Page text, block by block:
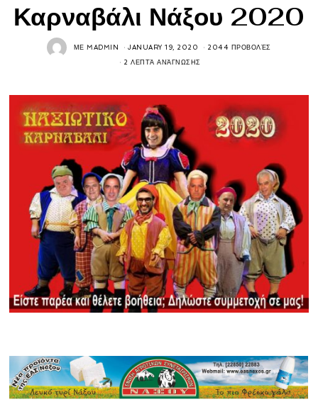
Καρναβάλι Νάξου 2020
ΜΕMADMIN JANUARY 19, 2020 2044 ΠΡΟΒΟΛΈΣ
2 ΛΕΠΤΆ ΑΝΆΓΝΩΣΗΣ